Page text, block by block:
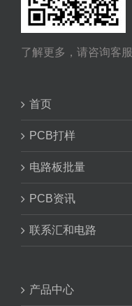
了解更多，请咨询客服
首页
PCB打样
电路板批量
PCB资讯
联系汇和电路
产品中心